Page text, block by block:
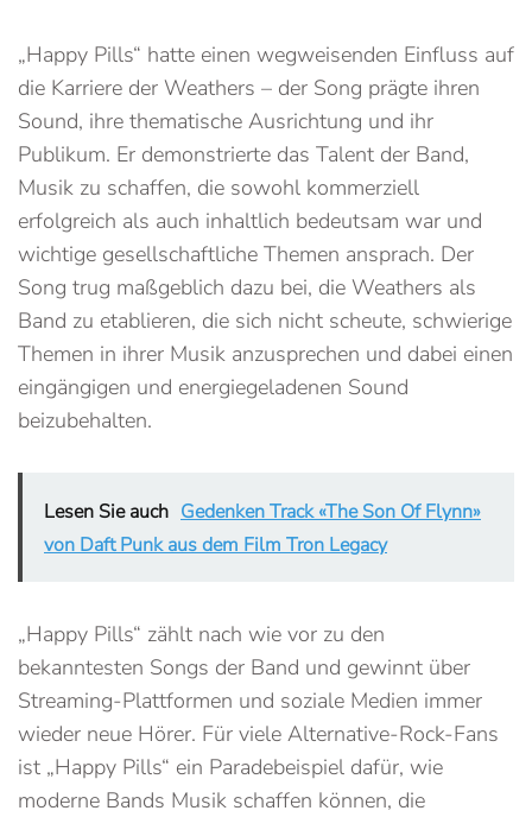
„Happy Pills“ hatte einen wegweisenden Einfluss auf
die Karriere der Weathers – der Song prägte ihren
Sound, ihre thematische Ausrichtung und ihr
Publikum. Er demonstrierte das Talent der Band,
Musik zu schaffen, die sowohl kommerziell
erfolgreich als auch inhaltlich bedeutsam war und
wichtige gesellschaftliche Themen ansprach. Der
Song trug maßgeblich dazu bei, die Weathers als
Band zu etablieren, die sich nicht scheute, schwierige
Themen in ihrer Musik anzusprechen und dabei einen
eingängigen und energiegeladenen Sound
beizubehalten.
Lesen Sie auch Gedenken Track «The Son Of Flynn»
von Daft Punk aus dem Film Tron Legacy
„Happy Pills“ zählt nach wie vor zu den
bekanntesten Songs der Band und gewinnt über
Streaming-Plattformen und soziale Medien immer
wieder neue Hörer. Für viele Alternative-Rock-Fans
ist „Happy Pills“ ein Paradebeispiel dafür, wie
moderne Bands Musik schaffen können, die